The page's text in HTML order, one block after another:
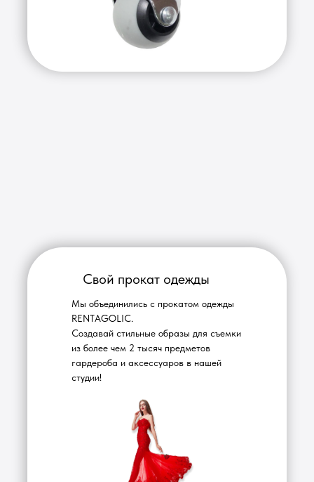
Свой прокат одежды
Мы объединились с прокатом одежды
RENTAGOLIC.
Создавай стильные образы для съемки
из более чем 2 тысяч предметов
гардероба и аксессуаров в нашей
студии!